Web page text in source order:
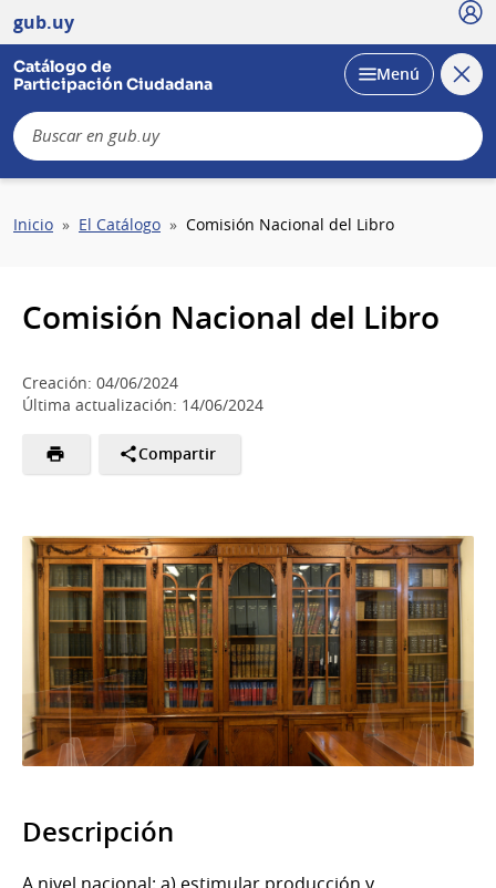
gub.uy
Catálogo de
Participación Ciudadana
Desplegar
Menú
Sobrescribir
Inicio El Catálogo Comisión Nacional del Libro
Comisión Nacional del Libro
Creación: 04/06/2024
Última actualización: 14/06/2024
Compartir
Descripción